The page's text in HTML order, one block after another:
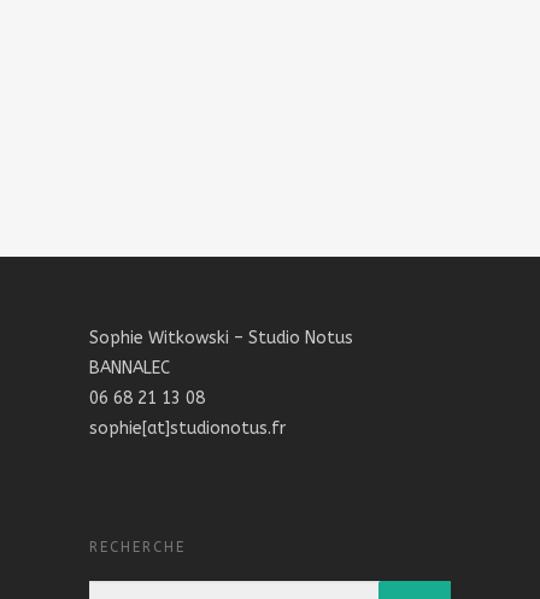
Sophie Witkowski – Studio Notus
BANNALEC
06 68 21 13 08
sophie[at]studionotus.fr
RECHERCHE